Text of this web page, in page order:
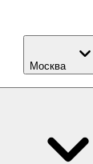
Москва